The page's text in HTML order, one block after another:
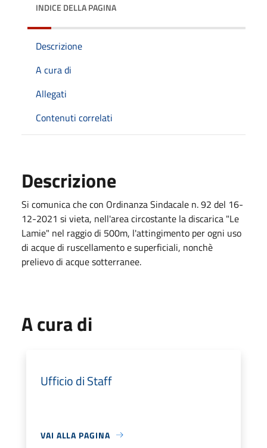
INDICE DELLA PAGINA
Descrizione
A cura di
Allegati
Contenuti correlati
Descrizione
Si comunica che con Ordinanza Sindacale n. 92 del 16-
12-2021 si vieta, nell'area circostante la discarica "Le
Lamie" nel raggio di 500m, l'attingimento per ogni uso
di acque di ruscellamento e superficiali, nonchè
prelievo di acque sotterranee.
A cura di
Ufficio di Staff
VAI ALLA PAGINA